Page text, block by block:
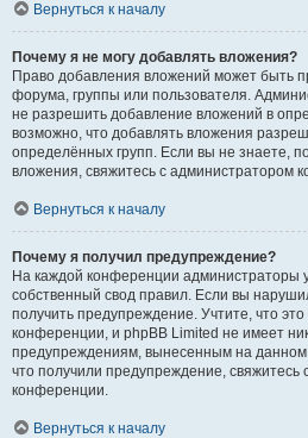
Вернуться к началу
Почему я не могу добавлять вложения?
Право добавления вложений может быть
форума, группы или пользователя.
не разрешить добавление вложений в
возможно, что добавлять вложения
определённых групп. Если вы не знаете,
вложения, свяжитесь с администратором
Вернуться к началу
Почему я получил предупреждение?
На каждой конференции администраторы
собственный свод правил. Если вы
получить предупреждение. Учтите, что
конференции, и phpBB Limited не имеет
предупреждениям, вынесенным на данном
что получили предупреждение, свяжитесь
конференции.
Вернуться к началу